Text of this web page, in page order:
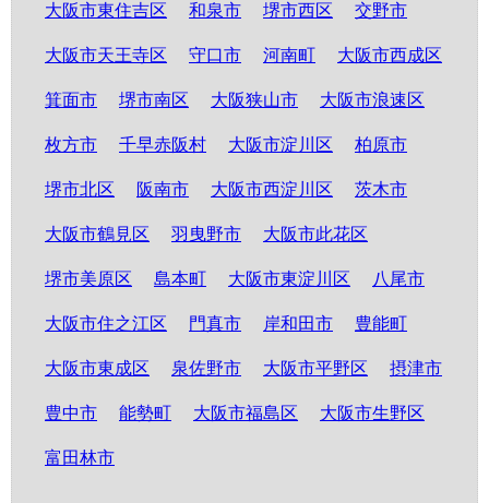
大阪市東住吉区 和泉市 堺市西区 交野市
大阪市天王寺区 守口市 河南町 大阪市西成区
箕面市 堺市南区 大阪狭山市 大阪市浪速区
枚方市 千早赤阪村 大阪市淀川区 柏原市
堺市北区 阪南市 大阪市西淀川区 茨木市
大阪市鶴見区 羽曳野市 大阪市此花区
堺市美原区 島本町 大阪市東淀川区 八尾市
大阪市住之江区 門真市 岸和田市 豊能町
大阪市東成区 泉佐野市 大阪市平野区 摂津市
豊中市 能勢町 大阪市福島区 大阪市生野区
富田林市